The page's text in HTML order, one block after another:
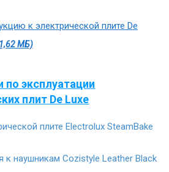
к электрической плите De
МБ)
по эксплуатации
плит De Luxe
плите Electrolux SteamBake
к наушникам Cozistyle Leather Black